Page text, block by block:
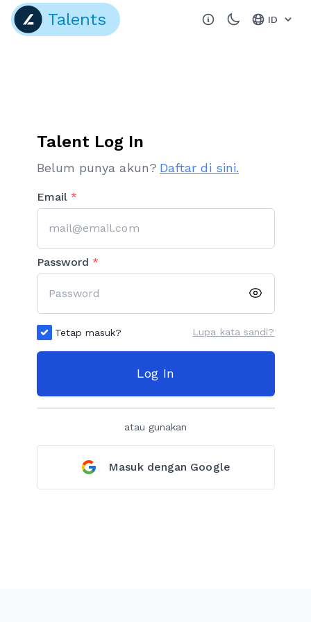
Talents ID
Talent Log In
Belum punya akun? Daftar di sini.
Email *
Password *
Tetap masuk? Lupa kata sandi?
Log In
atau gunakan
Masuk dengan Google